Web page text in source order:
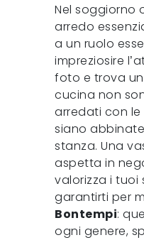
Nel soggiorno
arredo
a un ruolo
impreziosire
foto e trova
cucina non
arredati con
siano
stanza. Una
aspetta in
valorizza i tuoi
garantirti per
Bontempi:
ogni genere,